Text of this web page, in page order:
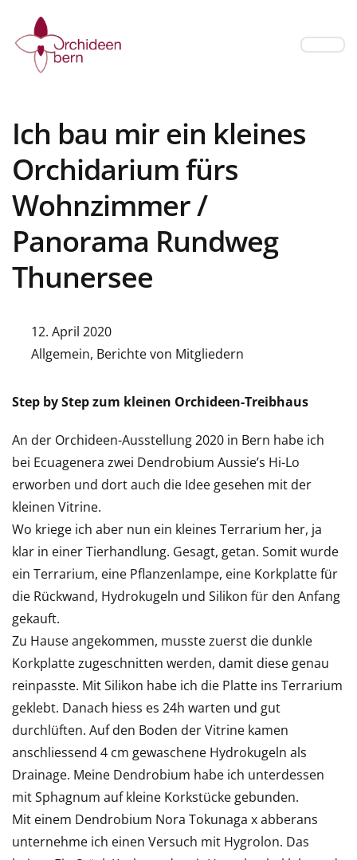
Ich bau mir ein kleines
Orchidarium fürs
Wohnzimmer /
Panorama Rundweg
Thunersee
12. April 2020
Allgemein, Berichte von Mitgliedern
Step by Step zum kleinen Orchideen-Treibhaus
An der Orchideen-Ausstellung 2020 in Bern habe ich
bei Ecuagenera zwei Dendrobium Aussie’s Hi-Lo
erworben und dort auch die Idee gesehen mit der
kleinen Vitrine.
Wo kriege ich aber nun ein kleines Terrarium her, ja
klar in einer Tierhandlung. Gesagt, getan. Somit wurde
ein Terrarium, eine Pflanzenlampe, eine Korkplatte für
die Rückwand, Hydrokugeln und Silikon für den Anfang
gekauft.
Zu Hause angekommen, musste zuerst die dunkle
Korkplatte zugeschnitten werden, damit diese genau
reinpasste. Mit Silikon habe ich die Platte ins Terrarium
geklebt. Danach hiess es 24h warten und gut
durchlüften. Auf den Boden der Vitrine kamen
anschliessend 4 cm gewaschene Hydrokugeln als
Drainage. Meine Dendrobium habe ich unterdessen
mit Sphagnum auf kleine Korkstücke gebunden.
Mit einem Dendrobium Nora Tokunaga x abberans
unternehme ich einen Versuch mit Hygrolon. Das